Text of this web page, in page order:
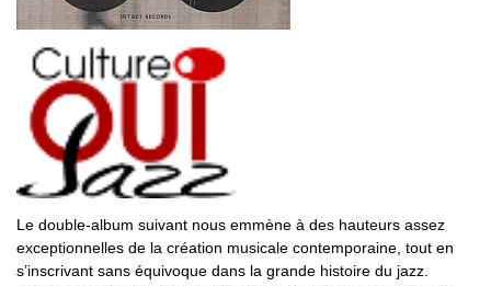
Le double-album suivant nous emmène à des hauteurs assez
exceptionnelles de la création musicale contemporaine, tout en
s’inscrivant sans équivoque dans la grande histoire du jazz.